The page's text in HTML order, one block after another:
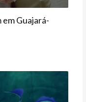
Guajará-